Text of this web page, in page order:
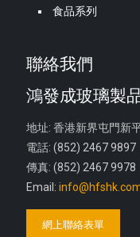
食品系列
聯絡我們
鴻發成玻璃製
地址: 香港新界屯門新
電話: (852) 2467 9897
傳真: (852) 2467 9978
Email:
網上聯絡表單